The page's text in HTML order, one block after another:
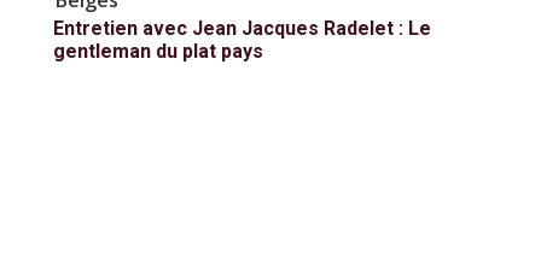
Entretien avec Jean Jacques Radelet : Le
gentleman du plat pays